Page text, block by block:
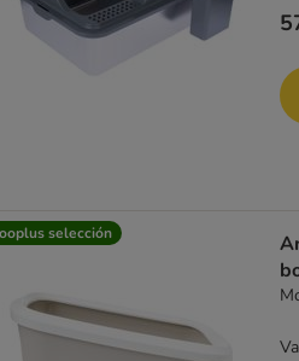
selección